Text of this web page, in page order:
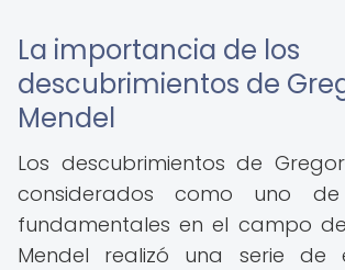
La importancia de los
descubrimientos de
Mendel
Los descubrimientos de
considerados como uno
fundamentales en el campo
Mendel realizó una serie de